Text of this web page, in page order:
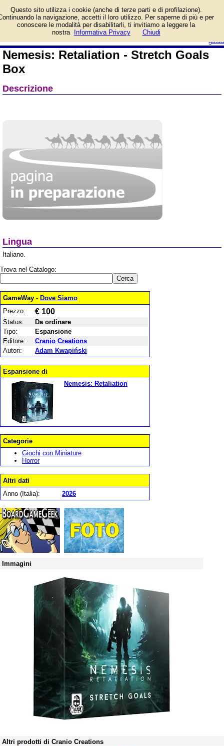
guida
Retaliation - Stretch Goals
Box e prezzo di vendita.
Prodotto da Cranio Creations
Nemesis: Retaliation - Stretch Goals
Box
Descrizione
Lingua
Italiano.
Trova nel Catalogo:
GameWay - Dove Siamo
Prezzo:
€ 100
Status:
Da ordinare
Tipo:
Espansione
Editore:
Cranio Creations
Autori:
Adam Kwapiński
Espansione di
Nemesis: Retaliation
Categorie
Giochi con Miniature
Horror
Altri dati
Anno (Italia):
2026
Immagini
Altri prodotti di Cranio Creations
Questo sito utilizza i cookie (anche di terze parti e di profilazione).
la navigazione, accetti il loro utilizzo. Per saperne di più e per
conoscere le modalità per disabilitarli, ti invitiamo a leggere la
nostra
Informativa Privacy Chiudi